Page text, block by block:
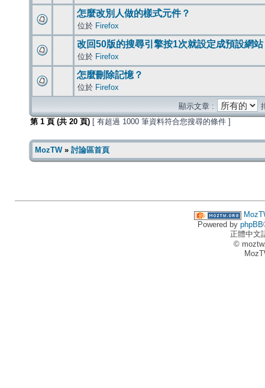
怎麼改別人做的樣式元件？
位於 Firefox
改回50版的搜尋引擎按1次就設定成預設網站
位於 Firefox
怎麼刪除記憶？
位於 Firefox
顯示文章 :
第 1 頁 (共 20 頁) [ 有超過 1000 筆資料符合您搜尋的條件 ]
MozTW» 討論區首頁
Powered by phpBB
正體中文
©